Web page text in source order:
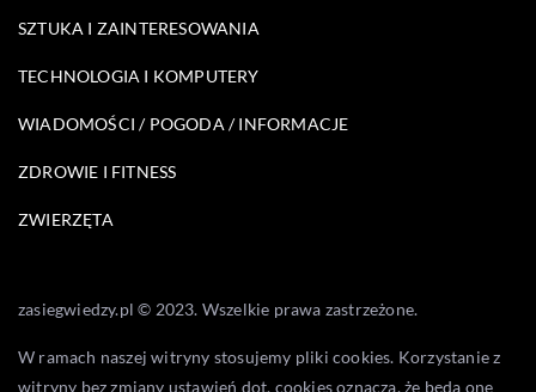
SZTUKA I ZAINTERESOWANIA
TECHNOLOGIA I KOMPUTERY
WIADOMOŚCI / POGODA / INFORMACJE
ZDROWIE I FITNESS
ZWIERZĘTA
zasiegwiedzy.pl © 2023. Wszelkie prawa zastrzeżone.
W ramach naszej witryny stosujemy pliki cookies. Korzystanie z
witryny bez zmiany ustawień dot. cookies oznacza, że będą one